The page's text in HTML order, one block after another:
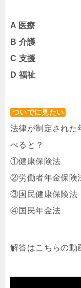
A 医療
B 介護
C 支援
D 福祉
ついでに見たい
法律が制定され
べると？
①健康保険法
②労働者年金保険
③国民健康保険法
④国民年金法
解答はこちらの動